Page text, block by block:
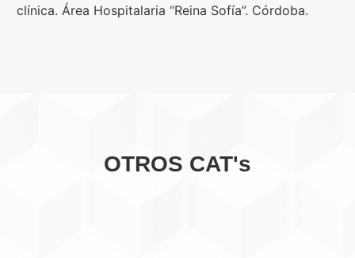
clínica. Área Hospitalaria “Reina Sofía”. Córdoba.
OTROS CAT's